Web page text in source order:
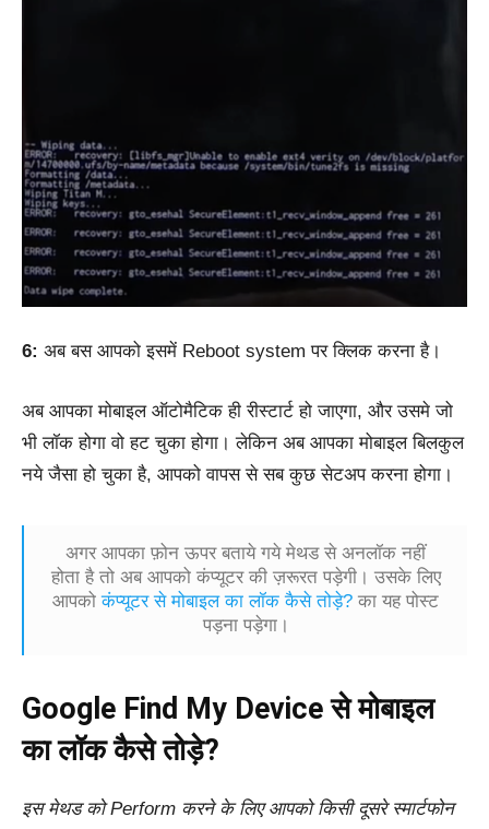
6: अब बस आपको इसमें Reboot system पर क्लिक करना है।
अब आपका मोबाइल ऑटोमैटिक ही रीस्टार्ट हो जाएगा, और उसमे जो
भी लॉक होगा वो हट चुका होगा। लेकिन अब आपका मोबाइल बिलकुल
नये जैसा हो चुका है, आपको वापस से सब कुछ सेटअप करना होगा।
अगर आपका फ़ोन ऊपर बताये गये मेथड से अनलॉक नहीं
होता है तो अब आपको कंप्यूटर की ज़रूरत पड़ेगी। उसके लिए
आपकोकंप्यूटर से मोबाइल का लॉक कैसे तोड़े? का यह पोस्ट
पड़ना पड़ेगा।
Google Find My Device से मोबाइल
का लॉक कैसे तोड़े?
इस मेथड को Perform करने के लिए आपको किसी दूसरे स्मार्टफोन